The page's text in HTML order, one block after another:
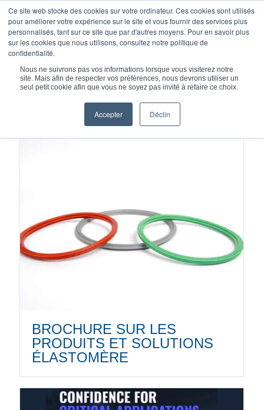
Ce site web stocke des cookies sur votre ordinateur. Ces cookies sont utilisés
pour améliorer votre expérience sur le site et vous fournir des services plus
personnalisés, tant sur ce site que par d'autres moyens. Pour en savoir plus
sur les cookies que nous utilisons, consultez notre politique de
confidentialité.
Nous ne suivrons pas vos informations lorsque vous visiterez notre
site. Mais afin de respecter vos préférences, nous devrons utiliser un
seul petit cookie afin que vous ne soyez pas invité à refaire ce choix.
Accepter Déclin
Vous êtes ici : Accueil /
Joints d'étanchéité en élastomère et gonflables / Joints moulés
BROCHURE SUR LES
PRODUITS ET SOLUTIONS
ÉLASTOMÈRE